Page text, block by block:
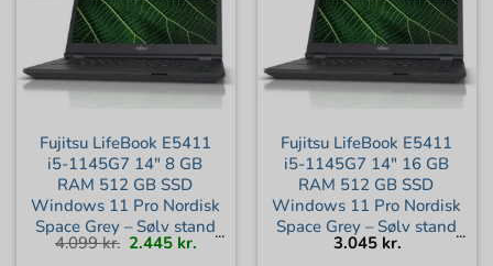
Fujitsu LifeBook E5411
i5-1145G7 14″ 8 GB
RAM 512 GB SSD
Windows 11 Pro Nordisk
Space Grey – Sølv stand
4.099kr. Den
oprindelige
pris
2.445 kr. Den
Fujitsu LifeBook E5411
i5-1145G7 14″ 16 GB
RAM 512 GB SSD
Windows 11 Pro Nordisk
Space Grey – Sølv stand
3.045 kr.